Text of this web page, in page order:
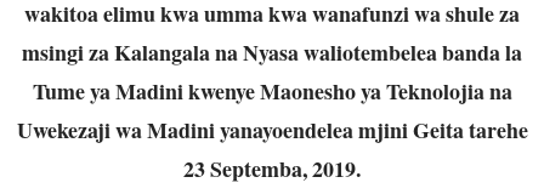
wakitoa elimu kwa umma kwa wanafunzi wa shule za
msingi zaKalangala na Nyasa waliotembelea banda la
Tume ya Madini kwenye Maonesho yaTeknolojia na
Uwekezaji wa Madini yanayoendelea mjini Geita tarehe
23 Septemba,2019.